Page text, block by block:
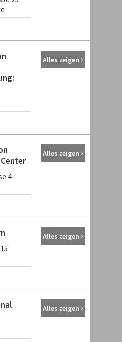
Alles zeigen
4
Alles zeigen
Alles zeigen
Alles zeigen